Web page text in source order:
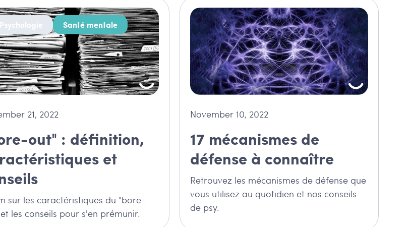
Psychologie Santé mentale
21, 2022
out" : définition,
et
sur les caractéristiques du "bore-
les conseils pour s'en prémunir.
November 10, 2022
17 mécanismes de
défense à connaître
Retrouvez les mécanismes de défense que
vous utilisez au quotidien et nos conseils
de psy.